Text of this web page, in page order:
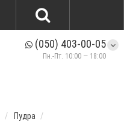
(050) 403-00-05
Пн.-Пт. 10:00 — 18:00
Пудра